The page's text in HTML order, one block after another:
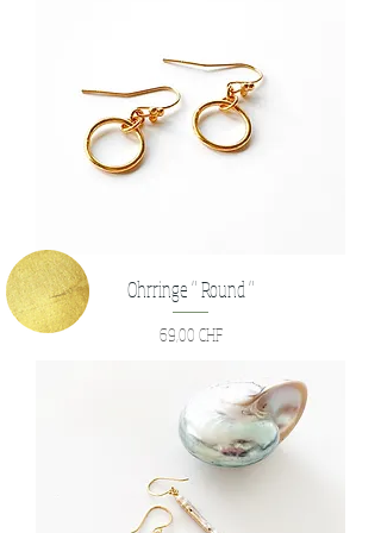
Ohrringe " Round "
Preis
69,00 CHF